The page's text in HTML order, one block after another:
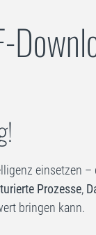
einsetzen
Prozesse,
bringen kann.